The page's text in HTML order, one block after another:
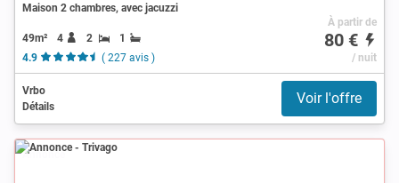
Maison 2 chambres, avec jacuzzi
49m² 4 2
1
4.9
( 227 avis )
À partir de
80 €
/ nuit
Vrbo
Détails
Voir l'offre
Annonce